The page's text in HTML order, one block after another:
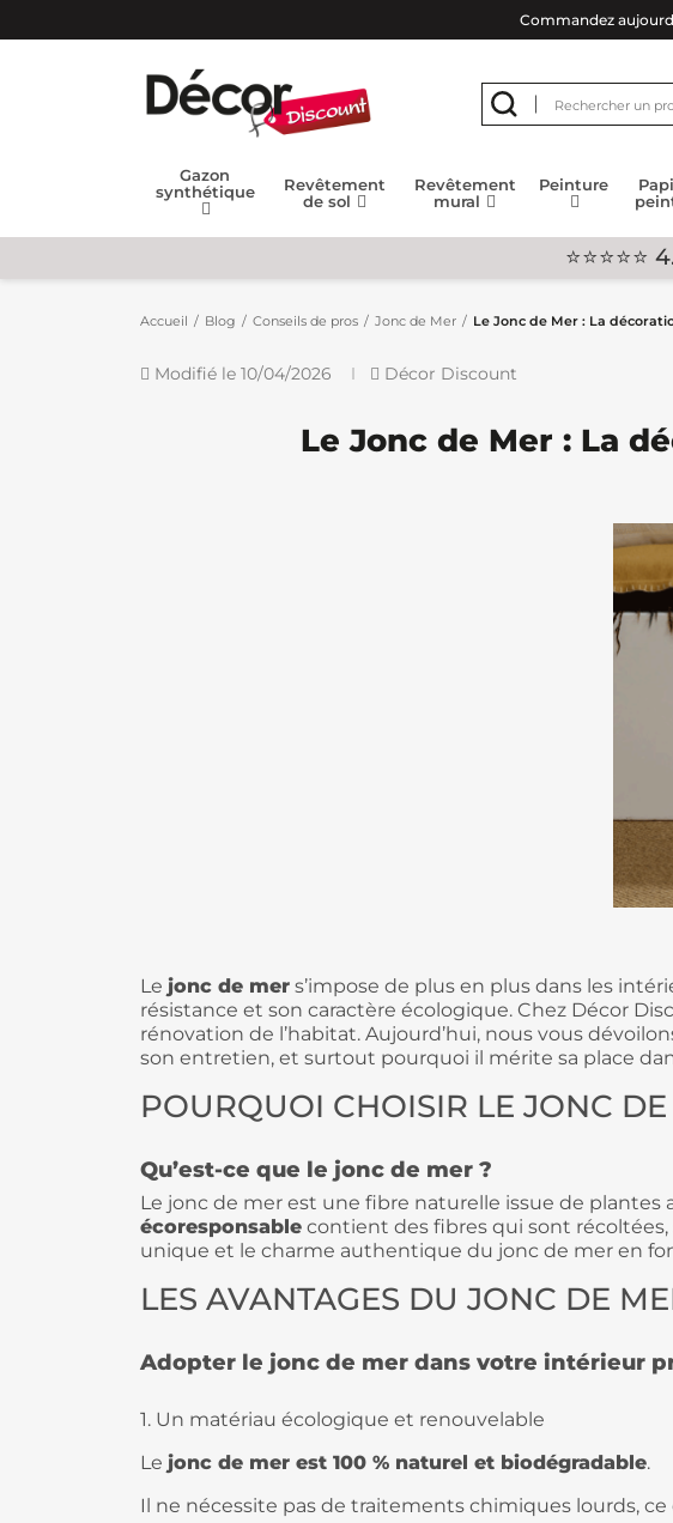
Commandez
Gazon
synthétique
Revêtement
de sol
Revêtement
mural
Peinture
Accueil Blog Conseils de pros Jonc de Mer Le Jonc de Mer : La
Modifié le 10/04/2026 Décor Discount
Le Jonc de Mer : La
Le jonc de mer s’impose de plus en plus dans les
résistance et son caractère écologique. Chez Décor
rénovation de l’habitat. Aujourd’hui, nous vous
son entretien, et surtout pourquoi il mérite sa place
POURQUOI CHOISIR LE JONC
Qu’est-ce que le jonc de mer ?
Le jonc de mer est une fibre naturelle issue de
écoresponsable contient des fibres qui sont
unique et le charme authentique du jonc de mer en
LES AVANTAGES DU JONC DE
Adopter le jonc de mer dans votre intérieur
1. Un matériau écologique et renouvelable
Le jonc de mer est 100 % naturel et biodégradable.
Il ne nécessite pas de traitements chimiques lourds,